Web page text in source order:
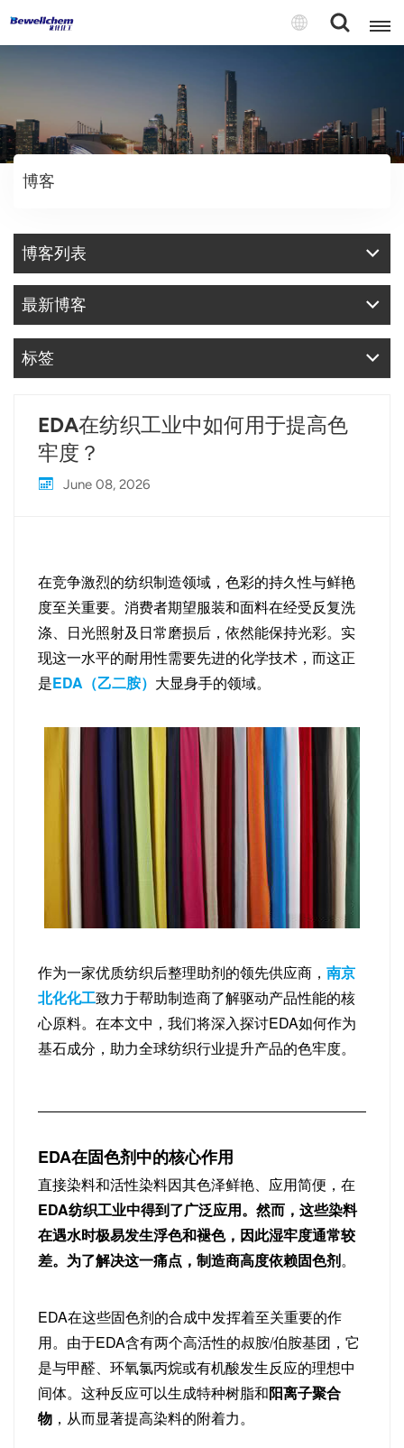
English
Русский
中文
Español
博客
博客列表
最新博客
标签
EDA在纺织工业中如何用于提高色
牢度？
June 08, 2026
在竞争激烈的纺织制造领域，色彩的持久性与鲜艳
度至关重要。消费者期望服装和面料在经受反复洗
涤、日光照射及日常磨损后，依然能保持光彩。实
现这一水平的耐用性需要先进的化学技术，而这正
是EDA（乙二胺） 大显身手的领域。
作为一家优质纺织后整理助剂的领先供应商，南京
北化化工致力于帮助制造商了解驱动产品性能的核
心原料。在本文中，我们将深入探讨EDA如何作为
基石成分，助力全球纺织行业提升产品的色牢度。
EDA在固色剂中的核心作用
直接染料和活性染料因其色泽鲜艳、应用简便，在
EDA纺织工业中得到了广泛应用。然而，这些染料
在遇水时极易发生浮色和褪色，因此湿牢度通常较
差。为了解决这一痛点，制造商高度依赖固色剂。
EDA在这些固色剂的合成中发挥着至关重要的作
用。由于EDA含有两个高活性的叔胺/伯胺基团，它
是与甲醛、环氧氯丙烷或有机酸发生反应的理想中
间体。这种反应可以生成特种树脂和阳离子聚合
物 ，从而显著提高染料的附着力。